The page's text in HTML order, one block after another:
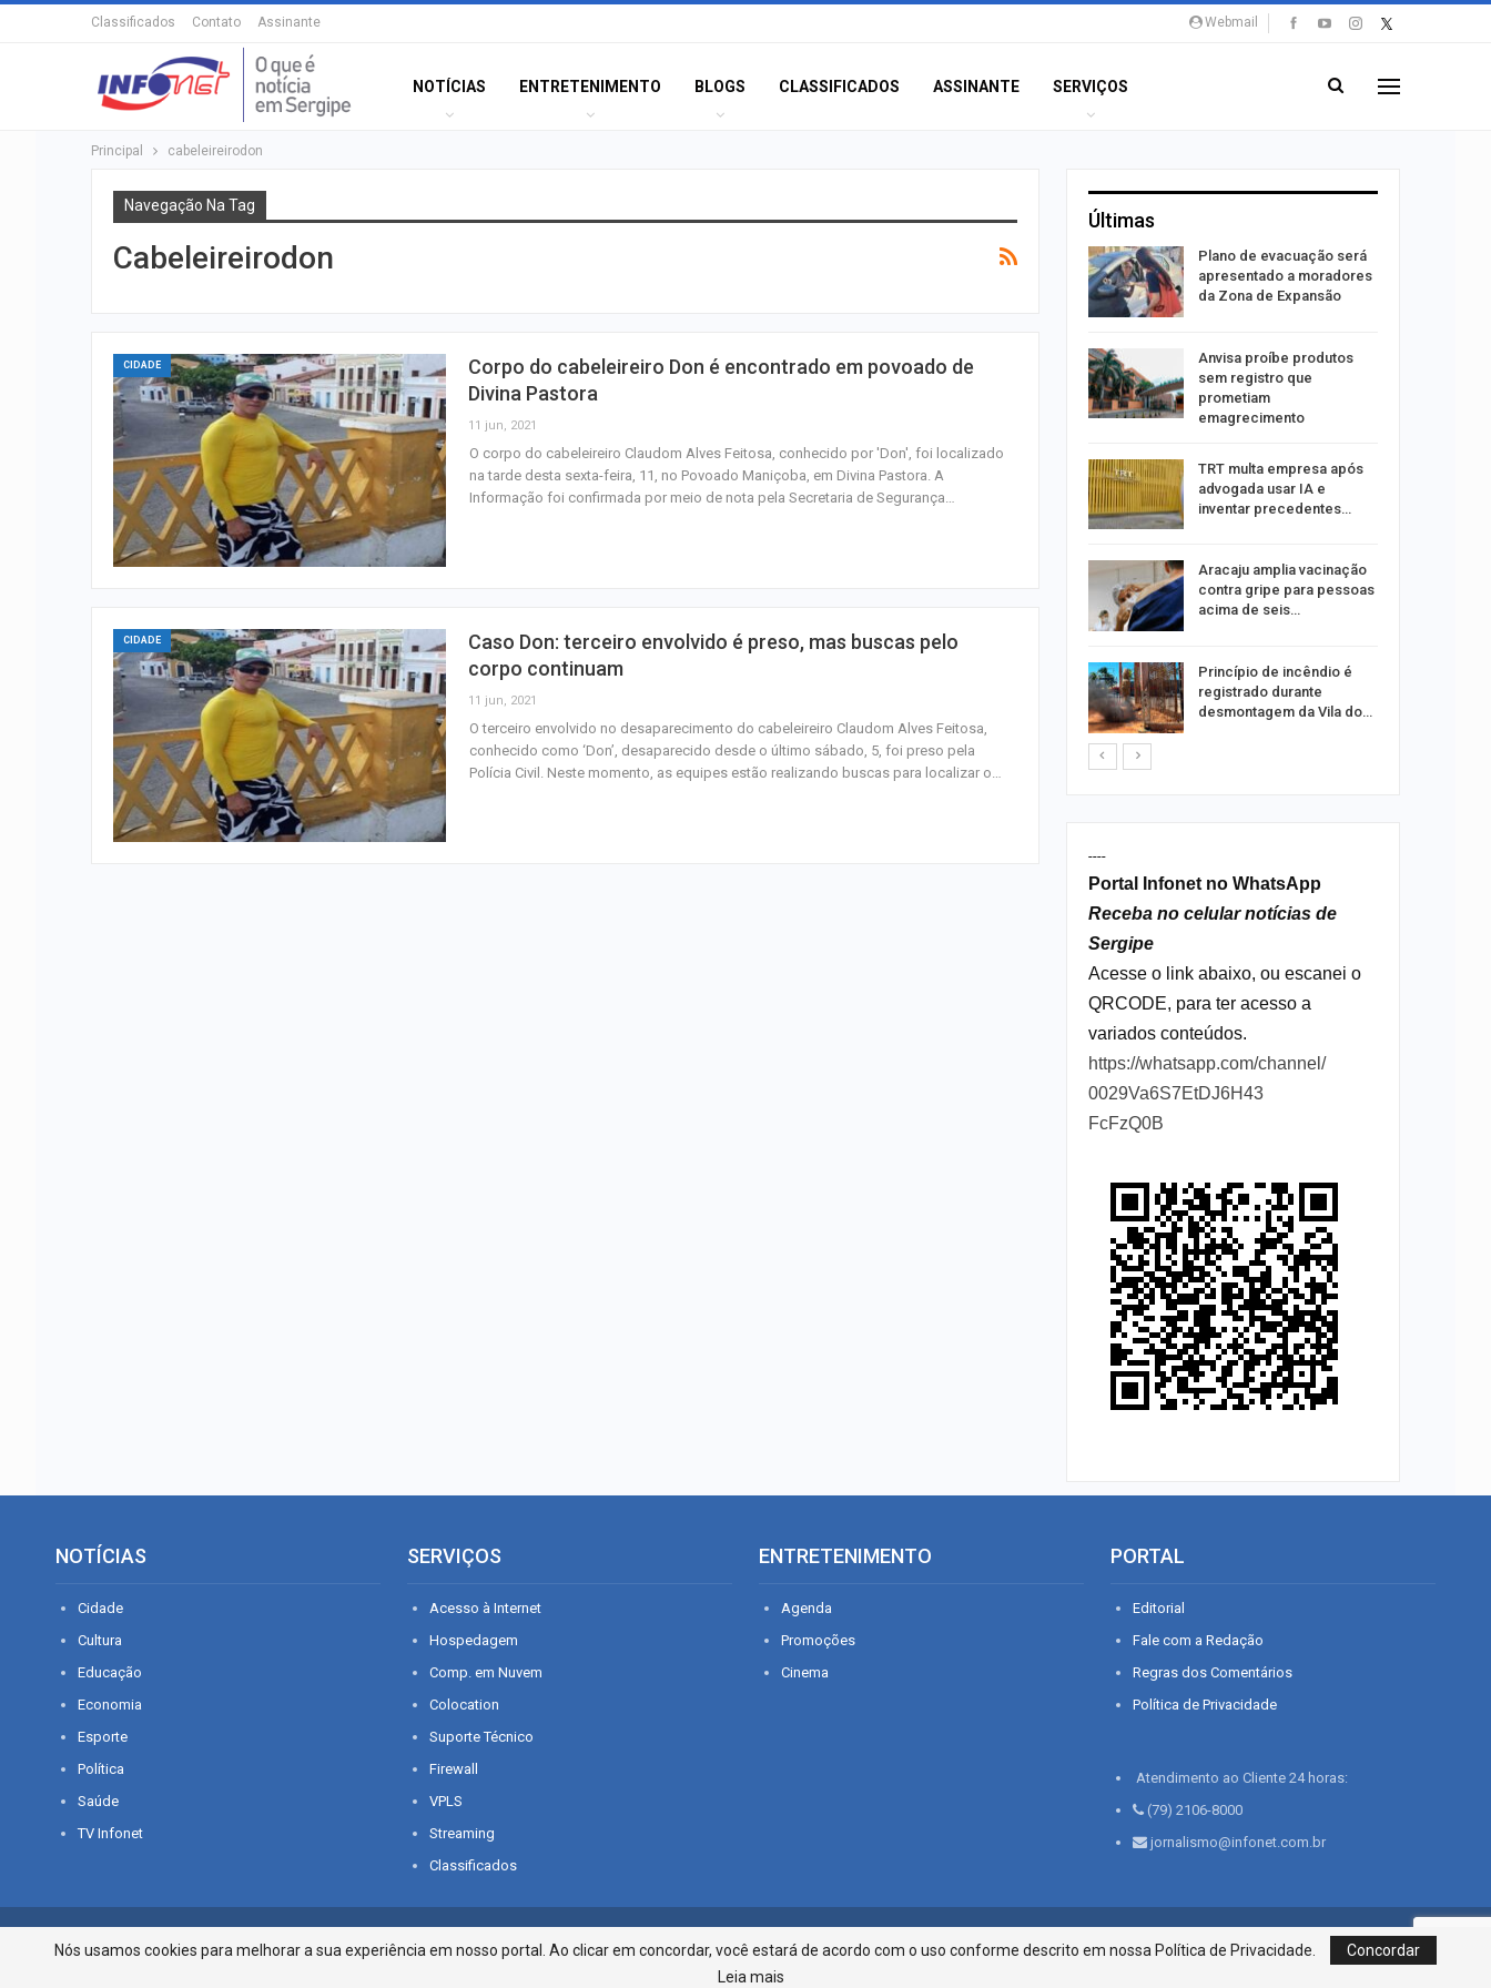
Webmail
Classificados Contato Assinante
NOTÍCIAS ENTRETENIMENTO BLOGS CLASSIFICADOS ASSINANTE SERVIÇOS
Principal cabeleireirodon
Navegação Na Tag
Cabeleireirodon
CIDADE
Corpo do cabeleireiro Don é encontrado em povoado de
Divina Pastora
11 jun, 2021
O corpo do cabeleireiro Claudom Alves Feitosa, conhecido por 'Don', foi localizado
na tarde desta sexta-feira, 11, no Povoado Maniçoba, em Divina Pastora. A
Informação foi confirmada por meio de nota pela Secretaria de Segurança…
CIDADE
Caso Don: terceiro envolvido é preso, mas buscas pelo
corpo continuam
11 jun, 2021
O terceiro envolvido no desaparecimento do cabeleireiro Claudom Alves Feitosa,
conhecido como ‘Don’, desaparecido desde o último sábado, 5, foi preso pela
Polícia Civil. Neste momento, as equipes estão realizando buscas para localizar o…
Últimas
Polícia Civil investiga
Câmara de Itabaianinha
abre concurso com
Filarmônica de Itabaiana
realiza concerto em
homenagem ao Dia dos…
Plano de evacuação será
apresentado a moradores
da Zona de Expansão
Anvisa proíbe produtos
sem registro que
prometiam
emagrecimento
TRT multa empresa após
advogada usar IA e
inventar precedentes…
Aracaju amplia vacinação
contra gripe para pessoas
acima de seis…
Princípio de incêndio é
registrado durante
desmontagem da Vila do…
----
Portal Infonet no WhatsApp
Receba no celular notícias de
Sergipe
Acesse o link abaixo, ou escanei o
QRCODE, para ter acesso a
variados conteúdos.
https://whatsapp.com/channel/
0029Va6S7EtDJ6H43
FcFzQ0B
NOTÍCIAS
Cidade
Cultura
Educação
Economia
Esporte
Política
Saúde
TV Infonet
SERVIÇOS
Acesso à Internet
Hospedagem
Comp. em Nuvem
Colocation
Suporte Técnico
Firewall
VPLS
Streaming
Classificados
ENTRETENIMENTO
Agenda
Promoções
Cinema
PORTAL
Editorial
Fale com a Redação
Regras dos Comentários
Política de Privacidade
Atendimento ao Cliente 24 horas:
(79) 2106-8000
jornalismo@infonet.com.br
© 2026 - O que é notícia em Sergipe. Todos os direitos reservados.
Infonet - Rua Monsenhor Silveira 276, Bairro São José | Aracaju-SE, CEP 49015-030, Fone: 79.2106.8000 - CI
Centro de Informações LTDA
Nós usamos cookies para melhorar a sua experiência em nosso portal. Ao clicar em concordar, você estará de acordo com o uso conforme descrito em nossa Política de Privacidade.
Concordar
Leia mais